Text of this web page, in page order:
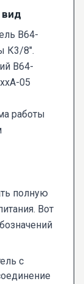
В64-
К3/8".
В64-
05
работы
полную
Вот
с